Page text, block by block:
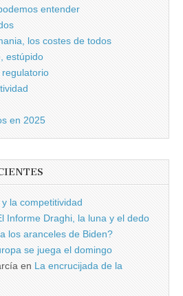
entender
los costes de todos
estúpido
regulatorio
en 2025
la competitividad
Informe Draghi, la luna y el dedo
los aranceles de Biden?
se juega el domingo
en La encrucijada de la